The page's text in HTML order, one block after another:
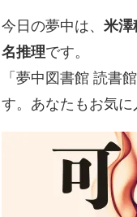
今日の夢中は、米澤
名推理です。
「夢中図書館 読書
す。あなたもお気に